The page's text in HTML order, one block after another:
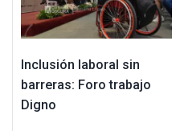
Inclusión laboral sin
barreras: Foro trabajo
Digno